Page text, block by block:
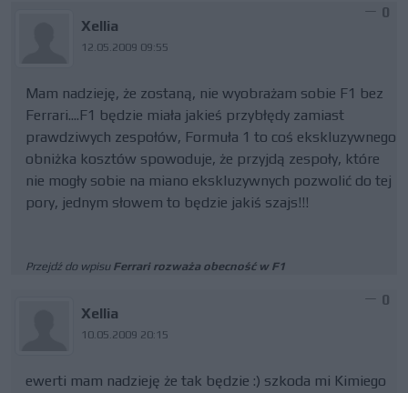
Xellia
12.05.2009 09:55
0
Mam nadzieję, że zostaną, nie wyobrażam sobie F1 bez
Ferrari....F1 będzie miała jakieś przybłędy zamiast
prawdziwych zespołów, Formuła 1 to coś ekskluzywnego
obniżka kosztów spowoduje, że przyjdą zespoły, które
nie mogły sobie na miano ekskluzywnych pozwolić do tej
pory, jednym słowem to będzie jakiś szajs!!!
Przejdź do wpisu Ferrari rozważa obecność w F1
Xellia
10.05.2009 20:15
0
ewerti mam nadzieję że tak będzie :) szkoda mi Kimiego